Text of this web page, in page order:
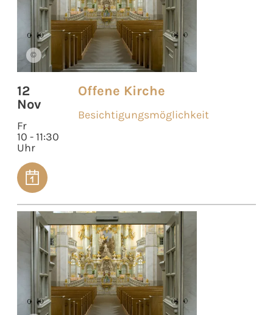
©
12
Nov
Fr
10 - 11:30
Uhr
Offene Kirche
Besichtigungsmöglichkeit